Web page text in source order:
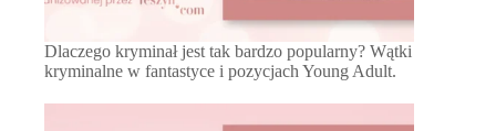
Dlaczego kryminał jest tak bardzo popularny? Wątki
kryminalne w fantastyce i pozycjach Young Adult.